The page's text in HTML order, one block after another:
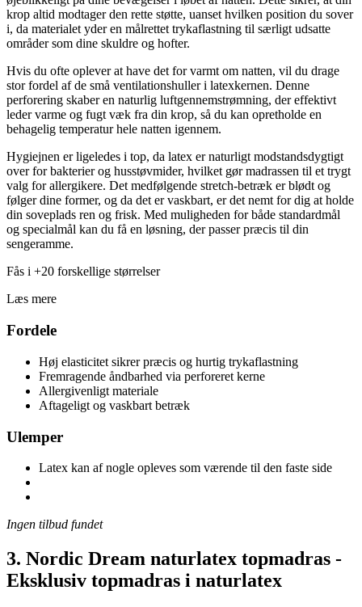
krop altid modtager den rette støtte, uanset hvilken position du sover
i, da materialet yder en målrettet trykaflastning til særligt udsatte
områder som dine skuldre og hofter.
Hvis du ofte oplever at have det for varmt om natten, vil du drage
stor fordel af de små ventilationshuller i latexkernen. Denne
perforering skaber en naturlig luftgennemstrømning, der effektivt
leder varme og fugt væk fra din krop, så du kan opretholde en
behagelig temperatur hele natten igennem.
Hygiejnen er ligeledes i top, da latex er naturligt modstandsdygtigt
over for bakterier og husstøvmider, hvilket gør madrassen til et trygt
valg for allergikere. Det medfølgende stretch-betræk er blødt og
følger dine former, og da det er vaskbart, er det nemt for dig at holde
din soveplads ren og frisk. Med muligheden for både standardmål
og specialmål kan du få en løsning, der passer præcis til din
sengeramme.
Fås i +20 forskellige størrelser
Læs mere
Fordele
Høj elasticitet sikrer præcis og hurtig trykaflastning
Fremragende åndbarhed via perforeret kerne
Allergivenligt materiale
Aftageligt og vaskbart betræk
Ulemper
Latex kan af nogle opleves som værende til den faste side
Ingen tilbud fundet
3. Nordic Dream naturlatex topmadras -
Eksklusiv topmadras i naturlatex